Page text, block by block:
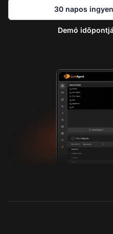
30 napos
Demó